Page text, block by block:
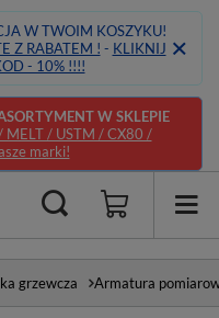
W TWOIM KOSZYKU!
Z RABATEM ! - KLIKNIJ
- 10% !!!!
W SKLEPIE
MELT / USTM / CX80 /
marki!
grzewcza Armatura